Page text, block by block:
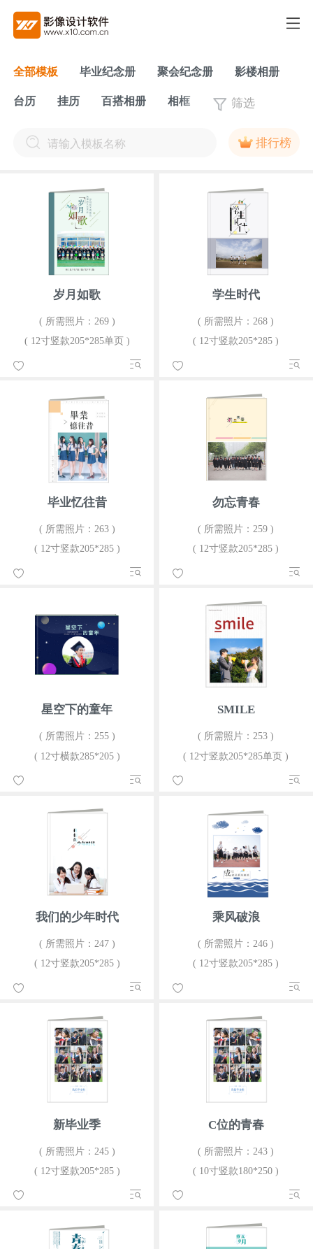
全部模板 毕业纪念册 聚会纪念册 影楼相册
台历 挂历 百搭相册 相框 筛选
排行榜
岁月如歌
( 所需照片：269 )
( 12寸竖款205*285单页 )
学生时代
( 所需照片：268 )
( 12寸竖款205*285 )
毕业忆往昔
( 所需照片：263 )
( 12寸竖款205*285 )
勿忘青春
( 所需照片：259 )
( 12寸竖款205*285 )
星空下的童年
( 所需照片：255 )
( 12寸横款285*205 )
SMILE
( 所需照片：253 )
( 12寸竖款205*285单页 )
我们的少年时代
( 所需照片：247 )
( 12寸竖款205*285 )
乘风破浪
( 所需照片：246 )
( 12寸竖款205*285 )
新毕业季
( 所需照片：245 )
( 12寸竖款205*285 )
C位的青春
( 所需照片：243 )
( 10寸竖款180*250 )